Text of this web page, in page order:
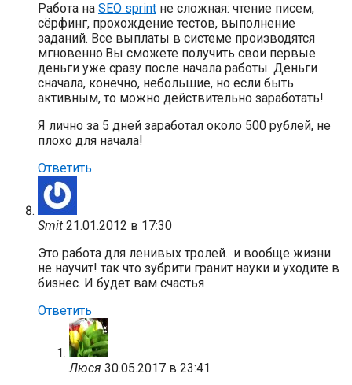
Работа на SEO sprint не сложная: чтение писем,
сёрфинг, прохождение тестов, выполнение
заданий. Все выплаты в системе производятся
мгновенно.Вы сможете получить свои первые
деньги уже сразу после начала работы. Деньги
сначала, конечно, небольшие, но если быть
активным, то можно действительно заработать!
Я лично за 5 дней заработал около 500 рублей, не
плохо для начала!
Ответить
Smit 21.01.2012 в 17:30
Это работа для ленивых тролей.. и вообще жизни
не научит! так что зубрити гранит науки и уходите в
бизнес. И будет вам счастья
Ответить
Люся 30.05.2017 в 23:41